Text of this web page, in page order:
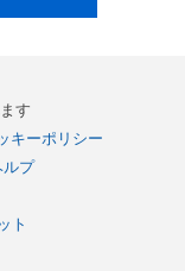
す
キーポリシー
ルプ
ト